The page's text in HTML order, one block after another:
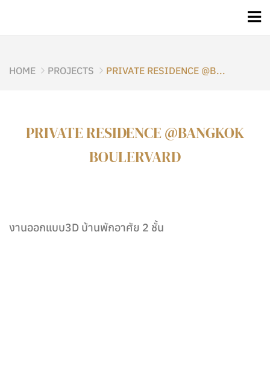
HOME PROJECTS PRIVATE RESIDENCE @B...
PRIVATE RESIDENCE @BANGKOK
BOULERVARD
งานออกแบบ3D บ้านพักอาศัย 2 ชั้น